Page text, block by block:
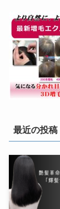
最近の投稿